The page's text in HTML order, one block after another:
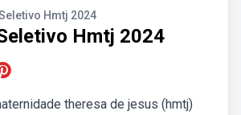
Hmtj 2024
Hmtj 2024
theresa de jesus (hmtj)